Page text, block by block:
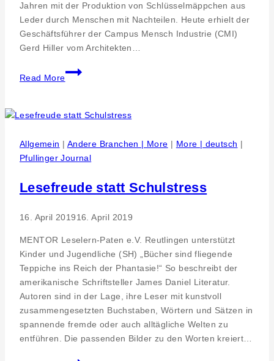
Jahren mit der Produktion von Schlüsselmäppchen aus
Leder durch Menschen mit Nachteilen. Heute erhielt der
Geschäftsführer der Campus Mensch Industrie (CMI)
Gerd Hiller vom Architekten…
Read More
Inklusion
weitergedacht:
Mensch
Allgemein | Andere Branchen | More | More | deutsch |
Pfullinger Journal
Lesefreude statt Schulstress
16. April 201916. April 2019
MENTOR Leselern-Paten e.V. Reutlingen unterstützt
Kinder und Jugendliche (SH) „Bücher sind fliegende
Teppiche ins Reich der Phantasie!“ So beschreibt der
amerikanische Schriftsteller James Daniel Literatur.
Autoren sind in der Lage, ihre Leser mit kunstvoll
zusammengesetzten Buchstaben, Wörtern und Sätzen in
spannende fremde oder auch alltägliche Welten zu
entführen. Die passenden Bilder zu den Worten kreiert…